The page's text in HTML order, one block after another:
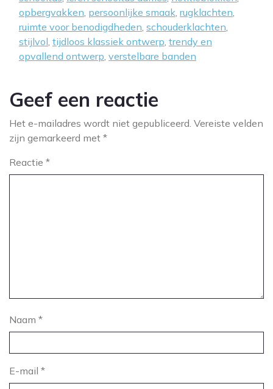
opbergvakken, persoonlijke smaak, rugklachten,
ruimte voor benodigdheden, schouderklachten,
stijlvol, tijdloos klassiek ontwerp, trendy en
opvallend ontwerp, verstelbare banden
Geef een reactie
Het e-mailadres wordt niet gepubliceerd. Vereiste velden
zijn gemarkeerd met *
Reactie *
Naam *
E-mail *